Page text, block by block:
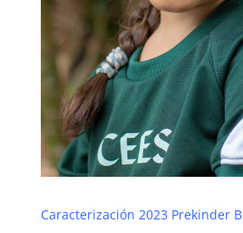
Caracterización 2023 Prekinder B